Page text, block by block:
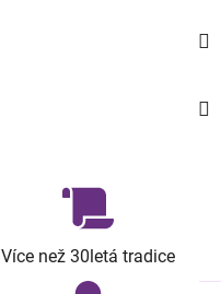
Více než 30letá tradice